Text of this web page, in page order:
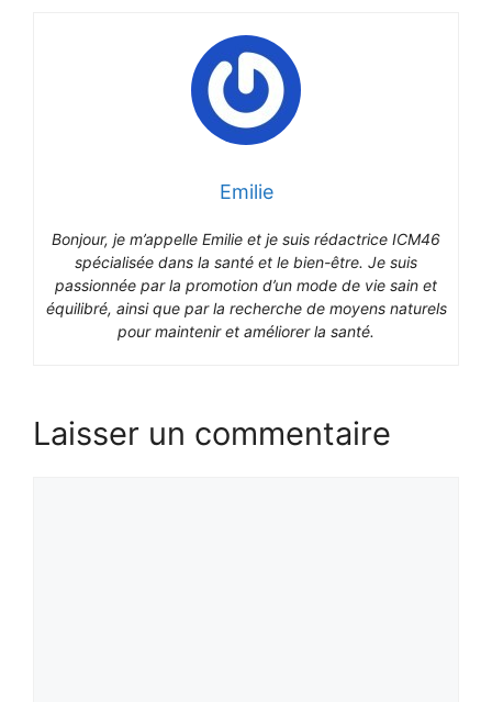
Emilie
Bonjour, je m’appelle Emilie et je suis rédactrice ICM46
spécialisée dans la santé et le bien-être. Je suis
passionnée par la promotion d’un mode de vie sain et
équilibré, ainsi que par la recherche de moyens naturels
pour maintenir et améliorer la santé.
Laisser un commentaire